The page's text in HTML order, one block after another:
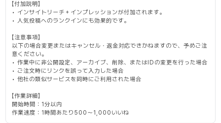
【付加説明】
• インサイトリーチ＋インプレッションが付加されます。
• 人気投稿へのランクインにも効果的です。
【注意事項】
以下の場合変更またはキャンセル・返金対応できかねますので、予めご注
意ください。
• 作業中に非公開設定、アーカイブ、削除、またはIDの変更を行った場合
• ご注文時にリンクを誤って入力した場合
• 他社の類似サービスを同時にご利用された場合
【作業詳細】
開始時間：1分以内
作業速度：1時間あたり500～1,000いいね